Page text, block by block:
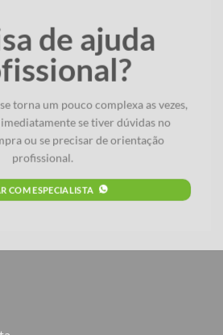
de ajuda
torna um pouco complexa as vezes,
se tiver dúvidas no
ou se precisar de orientação
profissional.
COM ESPECIALISTA